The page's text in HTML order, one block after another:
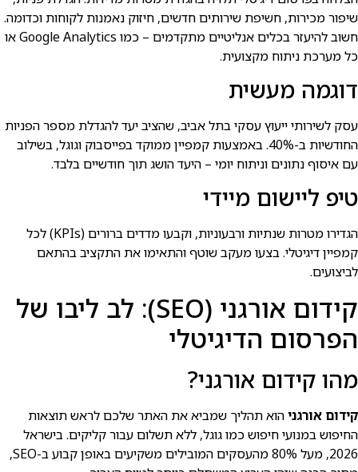
שיפור מכירות, חשיפת שירותים חדשים, חיזוק נאמנות לקוחות וכדומה.
חשוב להיעזר בכלים אנליטיים מתקדמים – כמו Google Analytics או
כל מערכת ניתוח מקצועית.
דוגמה מעשית
עסק לשירותי ייעוץ עסקי בתל אביב, שהציב יעד להגדלת מספר הפניות
החודשיות ב-40%. באמצעות קמפיין ממוקד בפייסבוק וגוגל, בשילוב
עם איסוף נתונים וניתוח יומי – היעד הושג תוך חודשיים בלבד.
טיפ ליישום מיידי
הגדירו מטרות שנתיות ורבעוניות, וקבעו מדדים ברורים (KPIs) לכל
קמפיין דיגיטלי. בצעו מעקב שוטף והתאימו את התקציב בהתאם
לביצועים.
קידום אורגני (SEO): לב ליבו של
הפרסום הדיגיטלי
מהו קידום אורגני?
קידום אורגניהוא תהליך שמביא את האתר שלכם לראש תוצאות
החיפוש במנועי חיפוש כמו גוגל, ללא תשלום עבור קליקים. בישראל
2026, מעל 80% מהעסקים המובילים משקיעים באופן קבוע ב-SEO,